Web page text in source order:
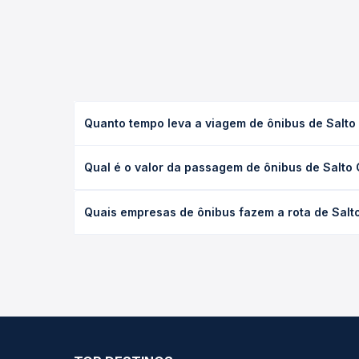
Quanto tempo leva a viagem de ônibus de
e as condições de tráfego. Na Quero Passagem
Qual é o valor da passagem de ônibus de Salto
e a antecedência da compra. Na Quero
Quais empresas de ônibus fazem a rota de